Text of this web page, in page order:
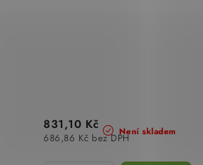
Není skladem
686,86 Kč bez DPH
831,10 Kč